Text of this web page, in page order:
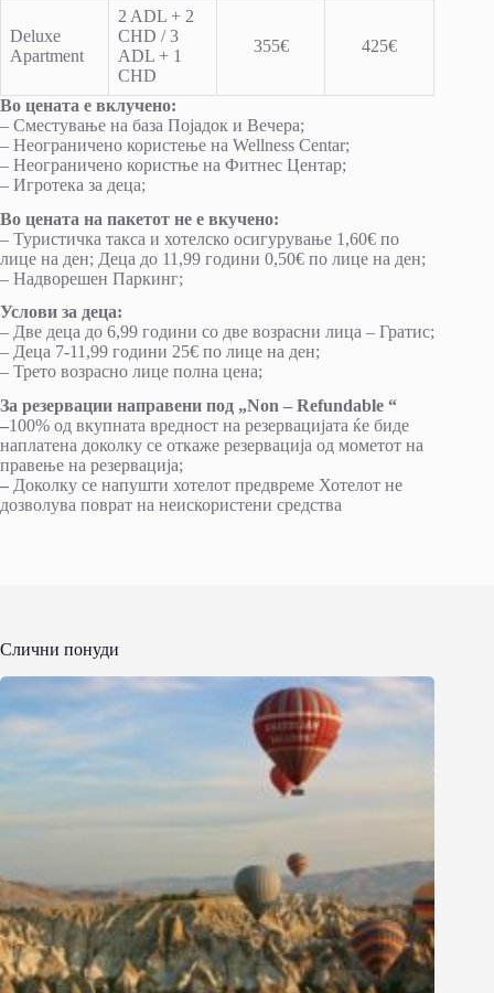
Deluxe
Apartment
2 ADL + 2
CHD / 3
ADL + 1
CHD
355€ 425€
Во цената е вклучено:
– Сместување на база Појадок и Вечера;
– Неограничено користење на Wellness Centar;
– Неограничено користње на Фитнес Центар;
– Игротека за деца;
Во цената на пакетот не е вкучено:
– Туристичка такса и хотелско осигурување 1,60€ по
лице на ден; Деца до 11,99 години 0,50€ по лице на ден;
– Надворешeн Паркинг;
Услови за деца:
– Две деца до 6,99 години со две возрасни лицa – Гратис;
– Деца 7-11,99 години 25€ по лице на ден;
– Трето возрасно лице полна цена;
За резервации направени под „Non – Refundable “
–100% од вкупната вредност на резервацијата ќе биде
наплатена доколку се откаже резервација од мометот на
правење на резервација;
– Доколку се напушти хотелот предвреме Хотелот не
дозволува поврат на неискористени средства
Слични понуди